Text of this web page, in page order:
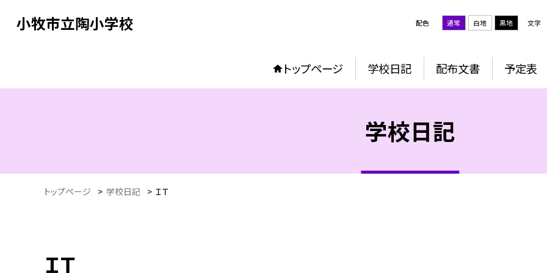
小牧市立陶小学校 配色 通常 白地 黒地 文字
トップページ 学校日記 配布文書 予定表
学校日記
トップページ > 学校日記 > ＩＴ
ＩＴ